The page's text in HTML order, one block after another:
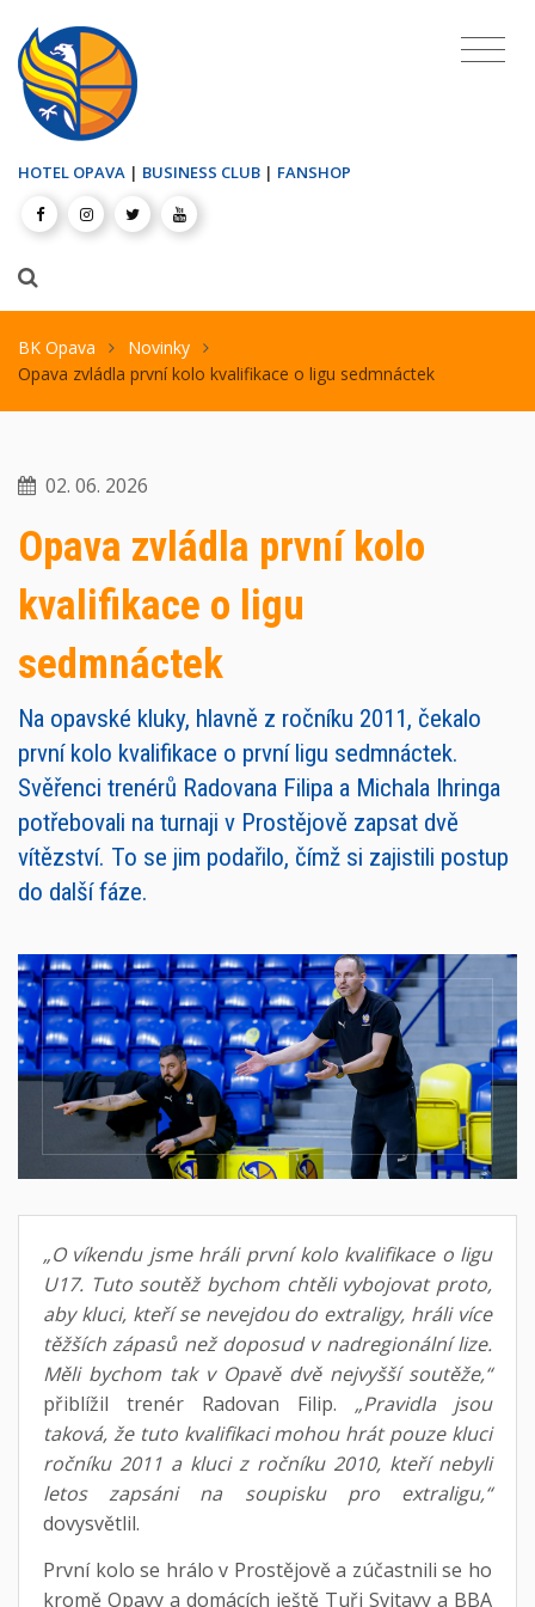
HOTEL OPAVA | BUSINESS CLUB | FANSHOP
BK Opava
Novinky
Opava zvládla první kolo kvalifikace o ligu sedmnáctek
02. 06. 2026
Opava zvládla první kolo
kvalifikace o ligu
sedmnáctek
Na opavské kluky, hlavně z ročníku 2011, čekalo
první kolo kvalifikace o první ligu sedmnáctek.
Svěřenci trenérů Radovana Filipa a Michala Ihringa
potřebovali na turnaji v Prostějově zapsat dvě
vítězství. To se jim podařilo, čímž si zajistili postup
do další fáze.
„O víkendu jsme hráli první kolo kvalifikace o ligu
U17. Tuto soutěž bychom chtěli vybojovat proto,
aby kluci, kteří se nevejdou do extraligy, hráli více
těžších zápasů než doposud v nadregionální lize.
Měli bychom tak v Opavě dvě nejvyšší soutěže,“
přiblížil trenér Radovan Filip. „Pravidla jsou
taková, že tuto kvalifikaci mohou hrát pouze kluci
ročníku 2011 a kluci z ročníku 2010, kteří nebyli
letos zapsáni na soupisku pro extraligu,“
dovysvětlil.
První kolo se hrálo v Prostějově a zúčastnili se ho
kromě Opavy a domácích ještě Tuři Svitavy a BBA